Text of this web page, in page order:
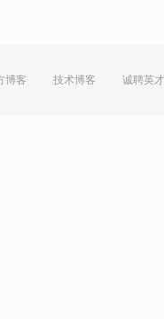
博客 技术博客 诚聘英才